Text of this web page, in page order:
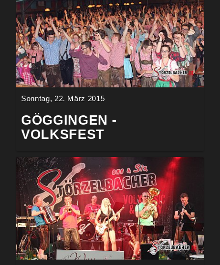
Sonntag, 22. März 2015
GÖGGINGEN -
VOLKSFEST